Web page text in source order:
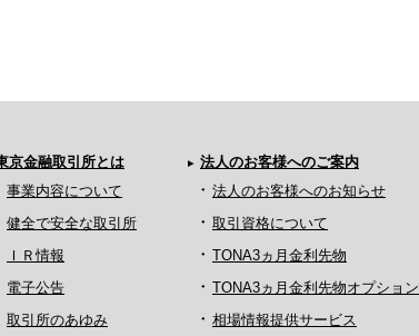
京金融取引所とは
事業内容について
健全で安全な取引所
ＩＲ情報
電子公告
取引所のあゆみ
法人のお客様へのご案内
法人のお客様へのお知らせ
取引資格について
TONA3ヵ月金利先物
TONA3ヵ月金利先物オプション
相場情報提供サービス